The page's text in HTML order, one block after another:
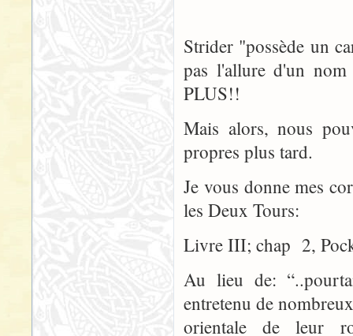
Strider "possède un
pas l'allure d'un
PLUS!!
Mais alors, nous
propres plus tard.
Je vous donne mes
les Deux Tours:
Livre III; chap 2,
Au lieu de:
entretenu de
orientale de leur